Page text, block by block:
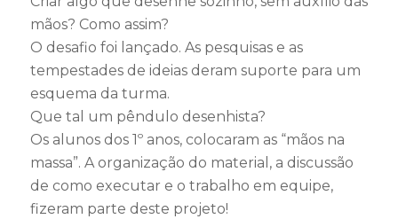
mãos? Como assim?
O desafio foi lançado. As pesquisas e as
tempestades de ideias deram suporte para um
esquema da turma.
Que tal um pêndulo desenhista?
Os alunos dos 1º anos, colocaram as “mãos na
massa”. A organização do material, a discussão
de como executar e o trabalho em equipe,
fizeram parte deste projeto!